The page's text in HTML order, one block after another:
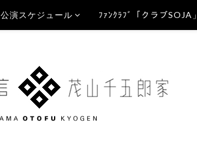
公演スケジュール ﾌｧﾝｸﾗﾌﾞ「クラブSOJA」